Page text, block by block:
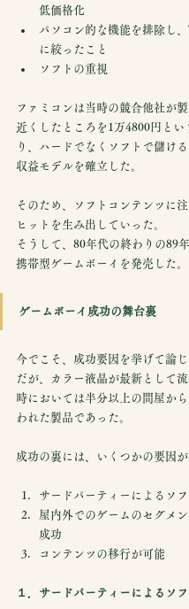
低価格化
パソコン的な機能を排除し
に絞ったこと
ソフトの重視
ファミコンは当時の競合他社が
近くしたところを1万4800円とい
り、ハードでなくソフトで儲け
収益モデルを確立した。
そのため、ソフトコンテンツに
ヒットを生み出していった。
そうして、80年代の終わりの89
携帯型ゲームボーイを発売した。
ゲームボーイ成功の舞台裏
今でこそ、成功要因を挙げて論
だが、カラー液晶が最新として
時においては半分以上の問屋か
われた製品であった。
成功の裏には、いくつかの要因が
サードパーティーによるソ
屋内外でのゲームのセグメ
成功
コンテンツの移行が可能
１．サードパーティーによるソ